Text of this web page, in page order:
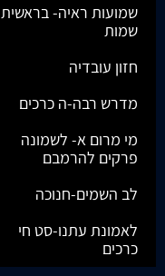
שמועות ראיה- בראשית
שמות
חזון עובדיה
מדרש רבה-ה כרכים
מי מרום א- לשמונה
פרקים להרמבם
לב השמים-חנוכה
לאמונת עתנו-סט חי
כרכים